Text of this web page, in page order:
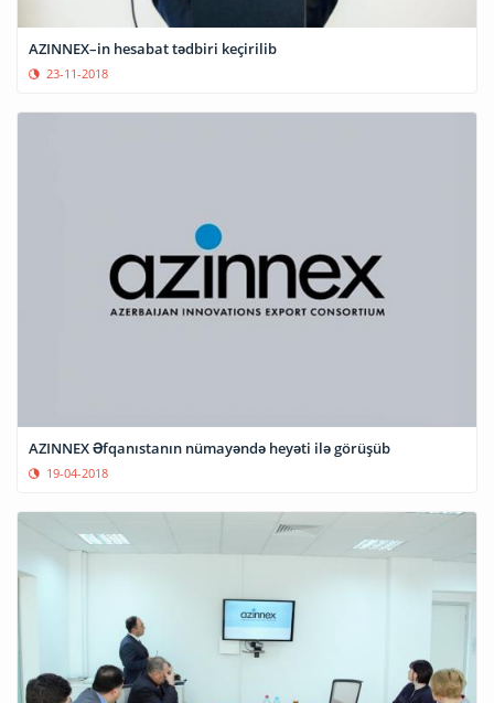
AZINNEX–in hesabat tədbiri keçirilib
23-11-2018
AZINNEX Əfqanıstanın nümayəndə heyəti ilə görüşüb
19-04-2018